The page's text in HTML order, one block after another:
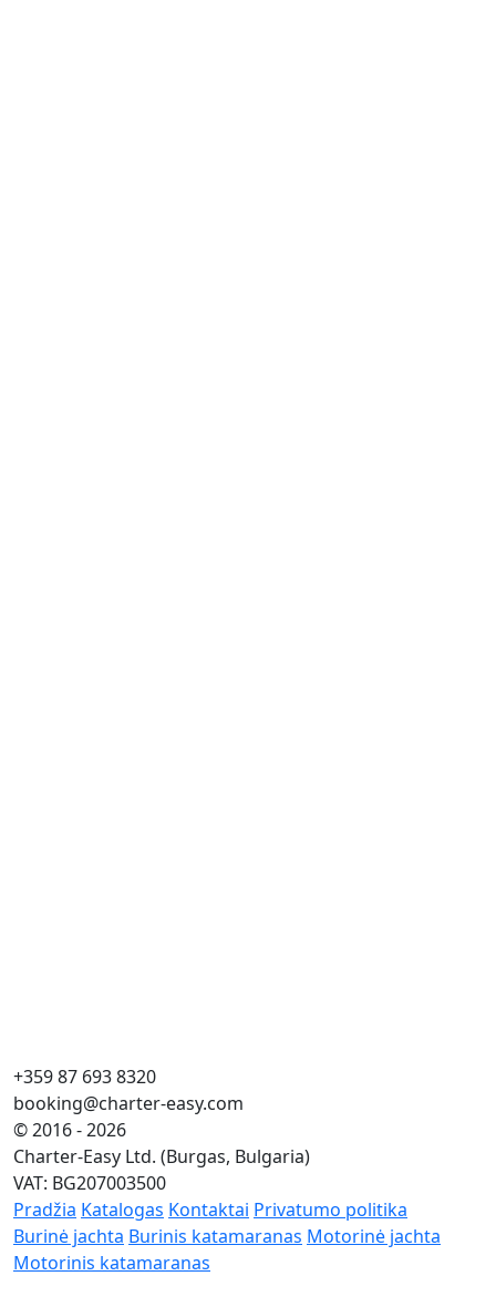
+359 87 693 8320
booking@charter-easy.com
© 2016 - 2026
Charter-Easy Ltd. (Burgas, Bulgaria)
VAT: BG207003500
Pradžia Katalogas Kontaktai Privatumo politika
Burinė jachta Burinis katamaranas Motorinė jachta
Motorinis katamaranas